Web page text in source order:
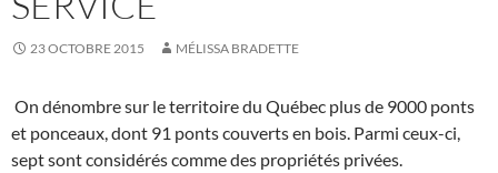
23 OCTOBRE 2015 MÉLISSA BRADETTE
On dénombre sur le territoire du Québec plus de 9000 ponts
et ponceaux, dont 91 ponts couverts en bois. Parmi ceux-ci,
sept sont considérés comme des propriétés privées.